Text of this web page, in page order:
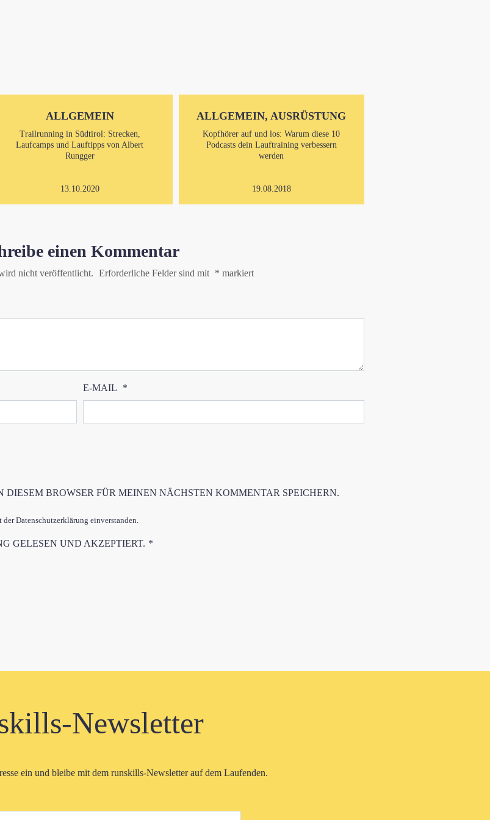
ALLGEMEIN
Trailrunning in Südtirol: Strecken,
Laufcamps und Lauftipps von Albert
Rungger
13.10.2020
ALLGEMEIN, AUSRÜSTUNG
Kopfhörer auf und los: Warum diese 10
Podcasts dein Lauftraining verbessern
werden
19.08.2018
einen Kommentar
nicht veröffentlicht. Erforderliche Felder sind mit * markiert
E-MAIL *
BROWSER FÜR MEINEN NÄCHSTEN KOMMENTAR SPEICHERN.
Datenschutzerklärung einverstanden.
GELESEN UND AKZEPTIERT. *
Newsletter
ein und bleibe mit dem runskills-Newsletter auf dem Laufenden.